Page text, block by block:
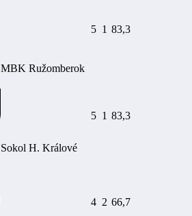
MBK Ružomberok
5 1 83,3
Sokol H. Králové
5 1 83,3
4 2 66,7